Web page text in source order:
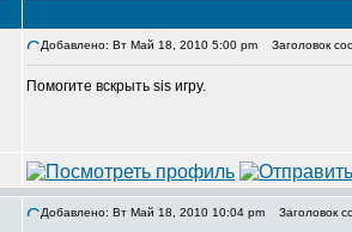
Добавлено: Вт Май 18, 2010 5:00 pm Заголовок
Помогите вскрыть sis игру.
Добавлено: Вт Май 18, 2010 10:04 pm Заголовок